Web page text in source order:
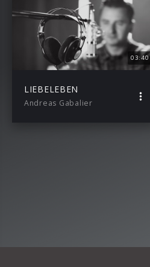
03:40
LIEBELEBEN
Andreas Gabalier